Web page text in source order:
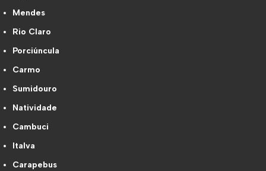
Mendes
Rio Claro
Porciúncula
Carmo
Sumidouro
Natividade
Cambuci
Italva
Carapebus